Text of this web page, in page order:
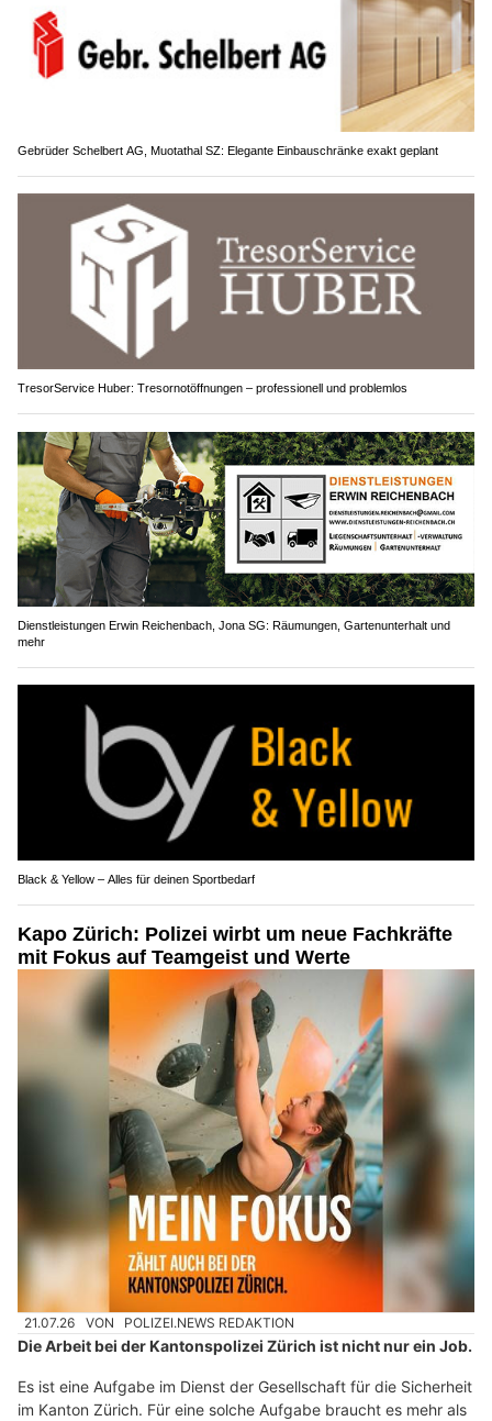
Gebrüder Schelbert AG, Muotathal SZ: Elegante Einbauschränke exakt geplant
TresorService Huber: Tresornotöffnungen – professionell und problemlos
Dienstleistungen Erwin Reichenbach, Jona SG: Räumungen, Gartenunterhalt und
mehr
Black & Yellow – Alles für deinen Sportbedarf
Kapo Zürich: Polizei wirbt um neue Fachkräfte
mit Fokus auf Teamgeist und Werte
21.07.26 VON POLIZEI.NEWS REDAKTION
Die Arbeit bei der Kantonspolizei Zürich ist nicht nur ein Job.
Es ist eine Aufgabe im Dienst der Gesellschaft für die Sicherheit
im Kanton Zürich. Für eine solche Aufgabe braucht es mehr als